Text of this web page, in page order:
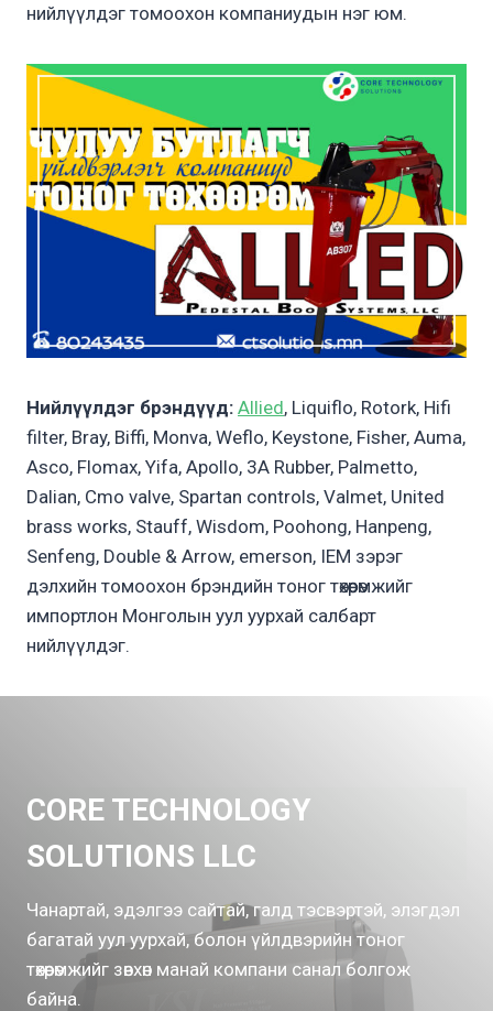
нийлүүлдэг томоохон компаниудын нэг юм.
Нийлүүлдэг брэндүүд: Allied, Liquiflo, Rotork, Hifi
filter, Bray, Biffi, Monva, Weflo, Keystone, Fisher, Auma,
Asco, Flomax, Yifa, Apollo, 3A Rubber, Palmetto,
Dalian, Cmo valve, Spartan controls, Valmet, United
brass works, Stauff, Wisdom, Poohong, Hanpeng,
Senfeng, Double & Arrow, emerson, IEM зэрэг
дэлхийн томоохон брэндийн тоног төхөөрөмжийг
импортлон Монголын уул уурхай салбарт
нийлүүлдэг.
CORE TECHNOLOGY
SOLUTIONS LLC
Чанартай, эдэлгээ сайтай, галд тэсвэртэй, элэгдэл
багатай уул уурхай, болон үйлдвэрийн тоног
төхөөрөмжийг зөвхөн манай компани санал болгож
байна.